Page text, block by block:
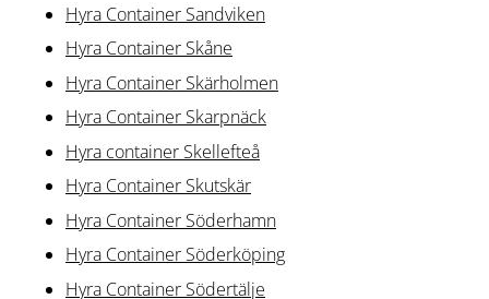
Hyra Container Sandviken
Hyra Container Skåne
Hyra Container Skärholmen
Hyra Container Skarpnäck
Hyra container Skellefteå
Hyra Container Skutskär
Hyra Container Söderhamn
Hyra Container Söderköping
Hyra Container Södertälje